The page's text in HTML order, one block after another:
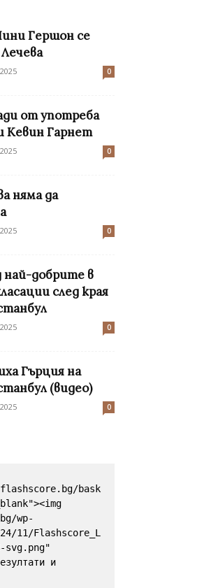
Гершон се
0
от употреба
Кевин Гарнет
0
няма да
0
най-добрите в
след края
0
Гърция на
(видео)
0
bask
wp-
11/Flashscore_L
svg.png"
и